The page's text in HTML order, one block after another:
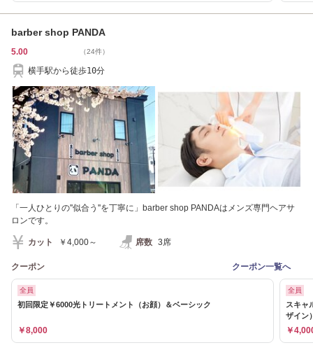
barber shop PANDA
5.00 （24件）
横手駅から徒歩10分
「一人ひとりの''似合う''を丁寧に」barber shop PANDAはメンズ専門ヘアサ
ロンです。
カット ￥4,000～ 席数 3席
クーポン クーポン一覧へ
全員
初回限定￥6000光トリートメント（お顔）＆ベーシック
￥8,000
全員
スキャ
ザイン
￥